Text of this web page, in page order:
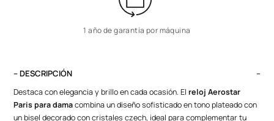
1 año de garantía por máquina
– DESCRIPCIÓN
Destaca con elegancia y brillo en cada ocasión. Elreloj Aerostar
Paris para damacombina un diseño sofisticado en tono plateado con
un bisel decorado con cristales czech, ideal para complementar tu